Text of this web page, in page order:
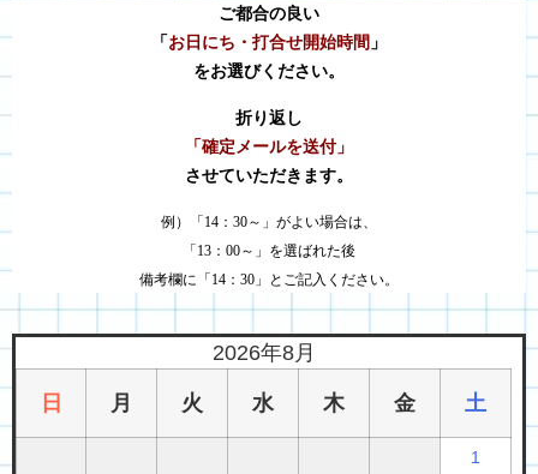
ご都合の良い
「 お日にち・打合せ開始時間 」
をお選びください。
折り返し
「確定メールを送付」
させていただきます。
例）「14：30～」がよい場合は、
「13：00～」を選ばれた後
備考欄に「14：30」とご記入ください。
2026年8月
日 月 火 水 木 金 土
1